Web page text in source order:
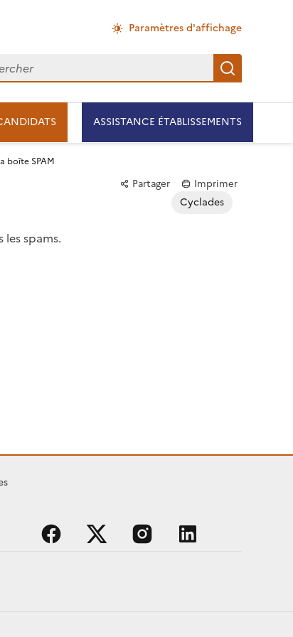
Paramètres d'affichage
ASSISTANCE ÉTABLISSEMENTS
boîte SPAM
Partager Imprimer
Cyclades
spams.
facebook instagram